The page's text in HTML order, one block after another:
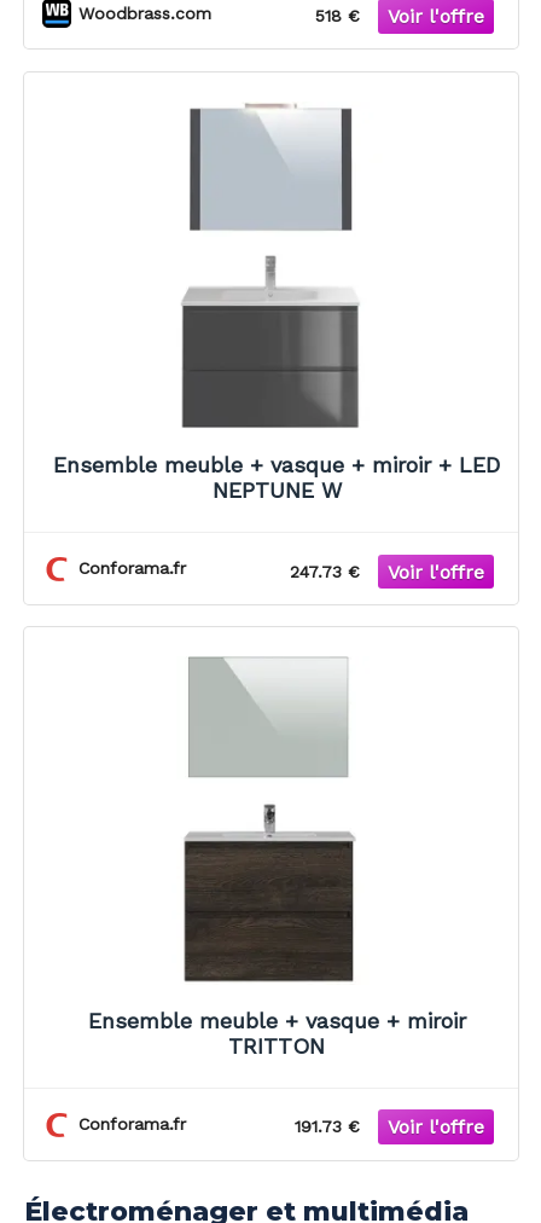
Woodbrass.com 518 €
Ensemble meuble + vasque + miroir + LED
NEPTUNE W
Conforama.fr 247.73 €
Ensemble meuble + vasque + miroir
TRITTON
Conforama.fr 191.73 €
Électroménager et multimédia